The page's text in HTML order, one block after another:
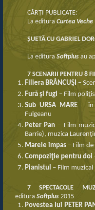
CĂRȚI PUBLICATE:
La editura Curtea Veche
ȘUETĂ CU GABRIEL
La editura Softplus au
7 SCENARII PENTRU 8
Filiera BRÂNCUŞI –
Fură şi fugi – Film
Sub URSA MARE – în
Fulgeanu
Peter Pan – Film
Barrie), muzica
Marele impas – Film
Compoziţie pentru doi
Pianistul – Film muzical
7 SPECTACOLE
editura Softplus 2015
Povestea lui PETER